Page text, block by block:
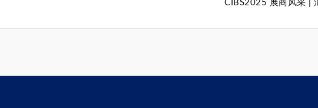
CIBS2025 展商风采 |